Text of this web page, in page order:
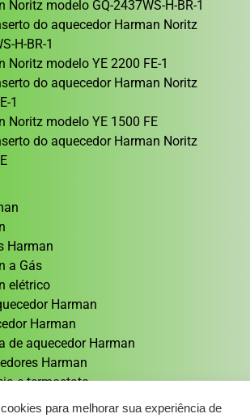
Noritz modelo GQ-2437WS-H-BR-1
do aquecedor Harman Noritz
H-BR-1
Noritz modelo YE 2200 FE-1
do aquecedor Harman Noritz
1
Noritz modelo YE 1500 FE
do aquecedor Harman Noritz
Harman
a Gás
elétrico
Harman
Harman
de aquecedor Harman
Harman
e termostato
de aquecimento solar
para melhorar sua experiência de